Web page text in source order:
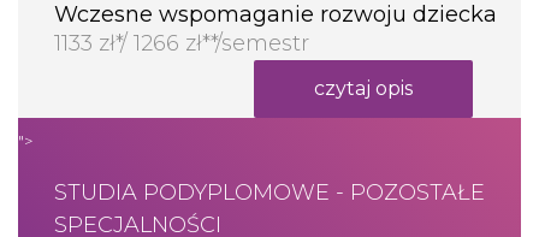
Wczesne wspomaganie rozwoju dziecka
1133 zł*/ 1266 zł**/semestr
czytaj opis
">
STUDIA PODYPLOMOWE - POZOSTAŁE
SPECJALNOŚCI